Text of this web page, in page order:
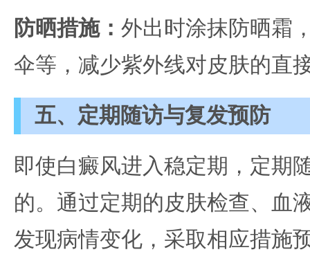
防晒措施： 外出时涂抹防晒霜
伞等，减少紫外线对皮肤的直
五、定期随访与复发预防
即使白癜风进入稳定期，定期
的。通过定期的皮肤检查、血
发现病情变化，采取相应措施